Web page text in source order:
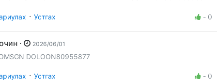
· Устгах - 0
Зочин · 2026/06/01
DOLOON80955877
· Устгах - 0